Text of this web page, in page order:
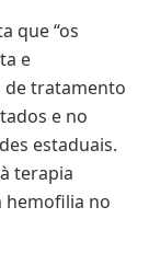
que “os
e
tratamento
e no
estaduais.
terapia
hemofilia no